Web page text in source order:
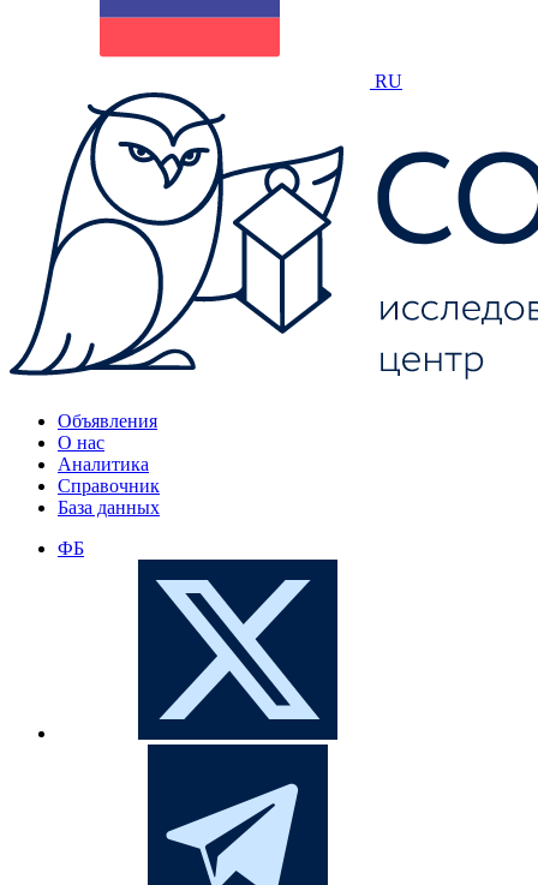
RU
Объявления
О нас
Аналитика
Справочник
База данных
ФБ